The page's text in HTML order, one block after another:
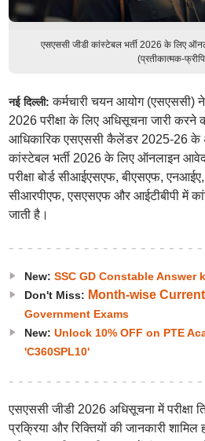
एसएससी जीडी कांस्टेबल भर्ती 2026 के लिए
(प्रतीकात्मक-
नई दिल्ली:कर्मचारी चयन आयोग (एसएससी)
2026 परीक्षा के लिए अधिसूचना जारी करने
आधिकारिक एसएससी कैलेंडर 2025-26 के
कांस्टेबल भर्ती 2026 के लिए ऑनलाइन
परीक्षा बोर्ड सीआईएसएफ, बीएसएफ,
सीआरपीएफ, एसएसएफ और आईटीबीपी में
जाती है।
New: SSC GD Constable Answer
Don't Miss: Month-wise
Government Exams
New: Unlock 10% OFF on PTE
'C360SPL10'
एसएससी जीडी 2026 अधिसूचना में परीक्षा
प्रक्रिया और रिक्तियों की जानकारी